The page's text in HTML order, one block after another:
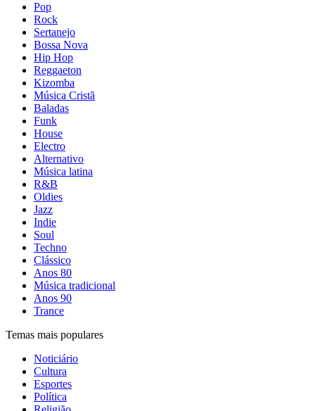
Pop
Rock
Sertanejo
Bossa Nova
Hip Hop
Reggaeton
Kizomba
Música Cristã
Baladas
Funk
House
Electro
Alternativo
Música latina
R&B
Oldies
Jazz
Indie
Soul
Techno
Clássico
Anos 80
Música tradicional
Anos 90
Trance
Temas mais populares
Noticiário
Cultura
Esportes
Política